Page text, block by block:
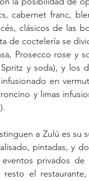
cabernet franc,
clásicos de las
de coctelería se
Prosecco rose y
y soda), y los
en
y limas
a Zulú es su
pintadas, y
privados
el